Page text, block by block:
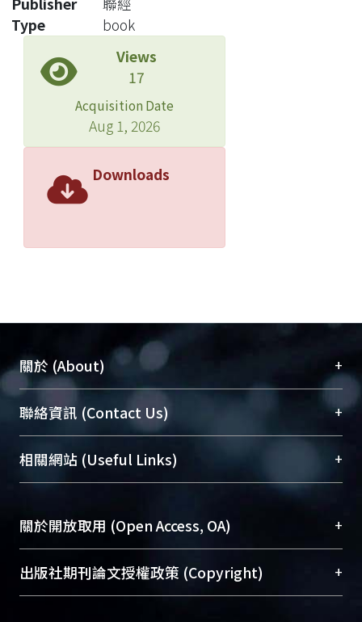
Type
book
Views
17
Acquisition Date
Aug 1, 2026
Downloads
關於 (About) +
臺大位居世界頂尖大學之列，為永久珍藏及向國際
展現本校豐碩的研究成果及學術能量，圖書館整合
機構典藏（NTUR）與學術庫（AH）不同功能平
台，成為臺大學術典藏NTU scholars。期能整合研
究能量、促進交流合作、保存學術產出、推廣研究
成果。
To permanently archive and promote researcher
profiles and scholarly works, Library integrates the
services of “NTU Repository” with “Academic
聯絡資訊 (Contact Us) +
總館學科館員(Main Library)
醫學圖書館學科館員(Medical Library)
(Social
Sciences Library)
相關網站 (Useful Links) +
關於開放取用 (Open Access, OA) +
開放取用是從使用者角度提升資訊取用性的社會運
動，應用在學術研究上是透過將研究著作公開供使
出版社期刊論文授權政策 (Copyright) +